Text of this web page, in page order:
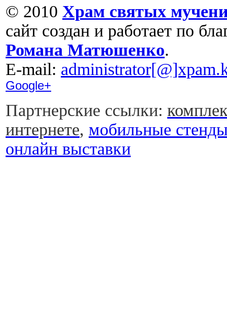
© 2010 Храм святых
сайт создан и работает по
Романа Матюшенко.
Е-mail:
Google+
Партнерские ссылки:
интернете, мобильные
онлайн выставки